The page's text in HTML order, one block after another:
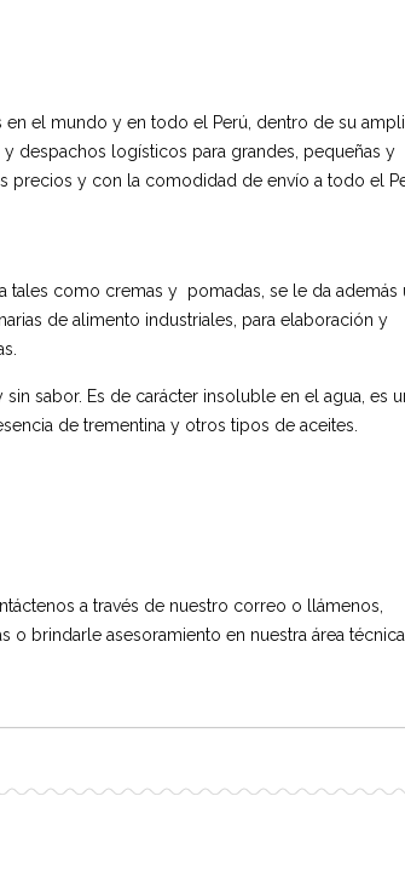
en el mundo y en todo el Perú, dentro de su
despachos logísticos para grandes, pequeñas y
precios y con la comodidad de envío a todo el
tales como cremas y pomadas, se le da además
de alimento industriales, para elaboración y
sabor. Es de carácter insoluble en el agua, es
de trementina y otros tipos de aceites.
a través de nuestro correo o llámenos,
brindarle asesoramiento en nuestra área técnica.